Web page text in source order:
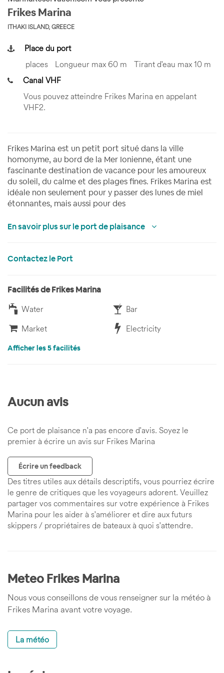
Frikes Marina
ITHAKI ISLAND, GREECE
Place du port
places
Longueur max 60 m
Tirant d'eau max 10 m
Canal VHF
Vous pouvez atteindre Frikes Marina en appelant
VHF2.
Frikes Marina est un petit port situé dans la ville
homonyme, au bord de la Mer Ionienne, étant une
fascinante destination de vacance pour les amoureux
du soleil, du calme et des plages fines. Frikes Marina est
idéale non seulement pour y passer des lunes de miel
étonnantes, mais aussi pour des
En savoir plus sur le port de plaisance
Contactez le Port
Facilités de Frikes Marina
Water
Bar
Market
Electricity
Afficher les 5 facilités
Aucun avis
Ce port de plaisance n'a pas encore d'avis. Soyez le
premier à écrire un avis sur Frikes Marina
Écrire un feedback
Des titres utiles aux détails descriptifs, vous pourriez écrire
le genre de critiques que les voyageurs adorent. Veuillez
partager vos commentaires sur votre expérience à Frikes
Marina pour les aider à s'améliorer et dire aux futurs
skippers / propriétaires de bateaux à quoi s'attendre.
Meteo Frikes Marina
Nous vous conseillons de vous renseigner sur la météo à
Frikes Marina avant votre voyage.
La météo